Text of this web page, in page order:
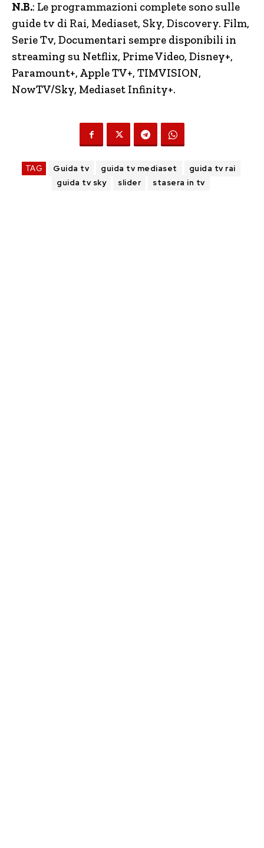
N.B.: Le programmazioni complete sono sulle
guide tv di Rai, Mediaset, Sky, Discovery. Film,
Serie Tv, Documentari sempre disponibili in
streaming su Netflix, Prime Video, Disney+,
Paramount+, Apple TV+, TIMVISION,
NowTV/Sky, Mediaset Infinity+.
TAG Guida tv guida tv mediaset
guida tv rai
guida tv sky
slider stasera in tv